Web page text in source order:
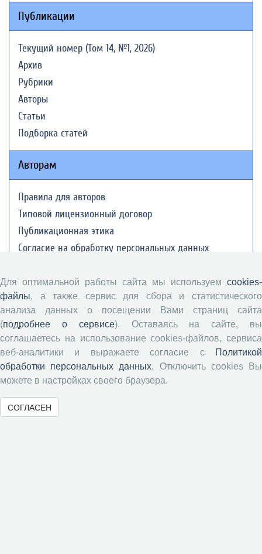
Публикации
Текущий номер (Том 14, №1, 2026)
Архив
Рубрики
Авторы
Статьи
Подборка статей
Авторам
Правила для авторов
Типовой лицензионный договор
Публикационная этика
Согласие на обработку персональных данных
Рецензентам
Памятка рецензенту
Форма рецензии
Журналы ВолНЦ РАН
Для оптимальной работы сайта мы используем cookies-
файлы, а также сервис для сбора и статистического
анализа данных о посещении Вами страниц сайта
(подробнее о сервисе). Оставаясь на сайте, вы
соглашаетесь на использование cookies-файлов, сервиса
веб-аналитики и выражаете согласие с
Политикой
обработки персональных данных. Отключить cookies Вы
можете в настройках своего браузера.
СОГЛАСЕН